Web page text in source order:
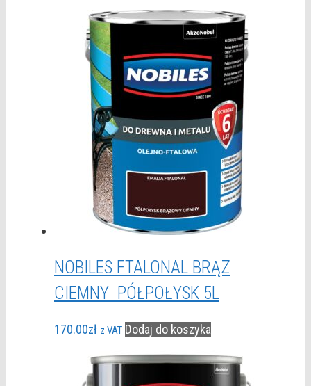
NOBILES FTALONAL BRĄZ
CIEMNY PÓŁPOŁYSK 5L
170.00zł z VAT Dodaj do koszyka